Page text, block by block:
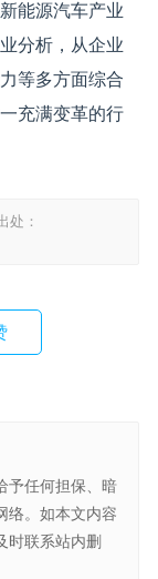
能源汽车产业
分析，从企业
等多方面综合
充满变革的行
处：
予任何担保、暗
络。如本文内容
时联系站内删